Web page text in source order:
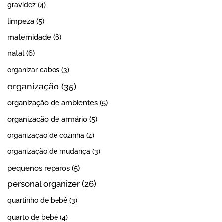
gravidez (4)
limpeza (5)
maternidade (6)
natal(6)
organizar cabos (3)
organização (35)
organização de ambientes (5)
organização de armário (5)
organização de cozinha (4)
organização de mudança (3)
pequenos reparos (5)
personal organizer (26)
quartinho de bebê (3)
quarto de bebê (4)